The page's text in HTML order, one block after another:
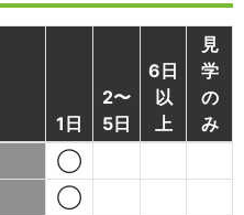
1日
2〜
5日
6日
以
上
見
学
の
み
◯
◯